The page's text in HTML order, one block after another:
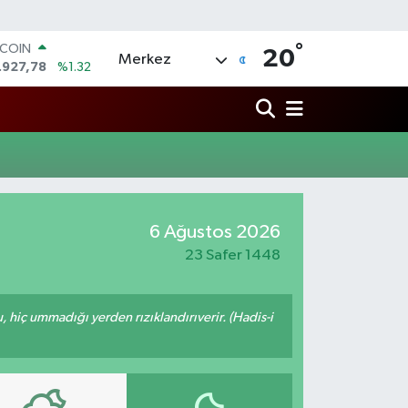
%1.32
%0.16
ALTIN
Merkez 20°
6 Ağustos 2026
23 Safer 1448
ummadığı yerden rızıklandırıverir. (Hadis-i